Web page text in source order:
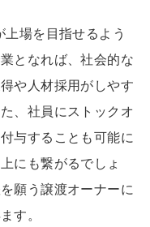
場を目指せるよう
となれば、社会的な
や人材採用がしやす
、社員にストックオ
与することも可能に
にも繋がるでしょ
願う譲渡オーナーに
す。